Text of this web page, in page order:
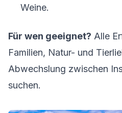
Weine.
Für wen geeignet? Alle
Familien, Natur- und
Abwechslung zwischen
suchen.